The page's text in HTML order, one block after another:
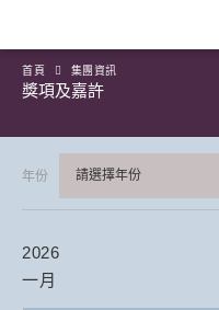
首頁 集團資訊
獎項及嘉許
年份 請選擇年份
2026
一月